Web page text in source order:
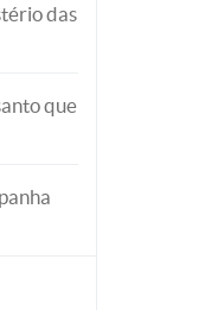
das
que